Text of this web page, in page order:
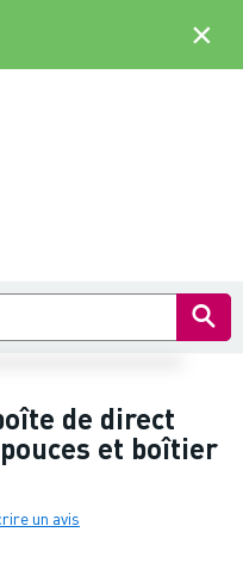
de direct
et boîtier
un avis
×